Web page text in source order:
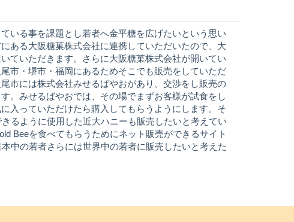
いる事を課題とし若者へ金平糖を広げたいという思い
ある大阪糖菓株式会社に連携していただいたので、大
ていただきます。さらに大阪糖菓株式会社が開いてい
市・堺市・福岡にあるためそこでも販売をしていただ
市には株式会社みせるばやおがあり、交渉をし販売の
。みせるばやおでは、その場でまずお客様が試食をし
入っていただけたら購入してもらうようにします。そ
るように使用した近大ハニーも販売したいと考えてい
Beeを食べてもらうためにネット販売ができるサイト
中の若者さらには世界中の若者に販売したいと考えた